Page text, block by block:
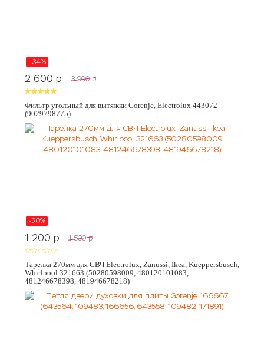
-34%
2 600 p 3 900 p
Фильтр угольный для вытяжки Gorenje, Electrolux 443072
(9029798775)
-20%
1 200 p 1 500 p
Тарелка 270мм для СВЧ Electrolux, Zanussi, Ikea, Kueppersbusch,
Whirlpool 321663 (50280598009, 480120101083,
481246678398, 481946678218)